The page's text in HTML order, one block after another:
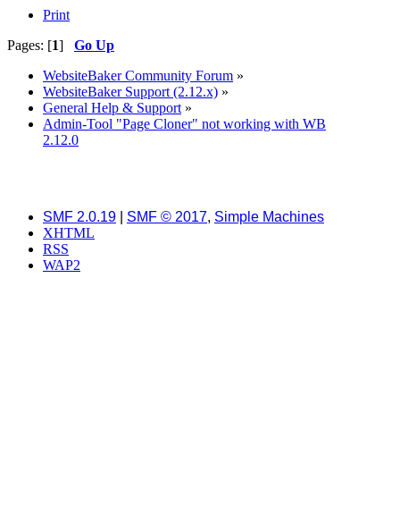
Print
Pages: [1] Go Up
WebsiteBaker Community Forum »
WebsiteBaker Support (2.12.x) »
General Help & Support»
Admin-Tool "Page Cloner" not working with WB
2.12.0
SMF 2.0.19 SMF © 2017, Simple Machines
XHTML
RSS
WAP2